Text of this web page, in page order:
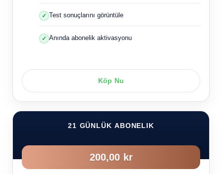
Test sonuçlarını görüntüle
Anında abonelik aktivasyonu
Köp Nu
21 GÜNLÜK ABONELIK
200,00 kr